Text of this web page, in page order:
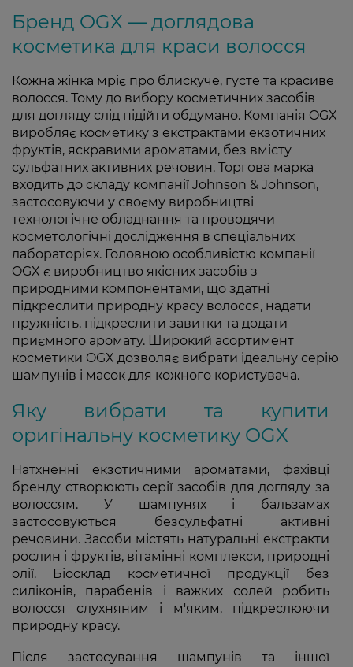
Бренд OGX — доглядова
косметика для краси волосся
Кожна жінка мріє про блискуче, густе та красиве
волосся. Тому до вибору косметичних засобів
для догляду слід підійти обдумано. Компанія OGX
виробляє косметику з екстрактами екзотичних
фруктів, яскравими ароматами, без вмісту
сульфатних активних речовин. Торгова марка
входить до складу компанії Johnson & Johnson,
застосовуючи у своєму виробництві
технологічне обладнання та проводячи
косметологічні дослідження в спеціальних
лабораторіях. Головною особливістю компанії
OGX є виробництво якісних засобів з
природними компонентами, що здатні
підкреслити природну красу волосся, надати
пружність, підкреслити завитки та додати
приємного аромату. Широкий асортимент
косметики OGX дозволяє вибрати ідеальну серію
шампунів і масок для кожного користувача.
Яку вибрати та купити
оригінальну косметику OGX
Натхненні екзотичними ароматами, фахівці
бренду створюють серії засобів для догляду за
волоссям. У шампунях і бальзамах
застосовуються безсульфатні активні
речовини. Засоби містять натуральні екстракти
рослин і фруктів, вітамінні комплекси, природні
олії. Біосклад косметичної продукції без
силіконів, парабенів і важких солей робить
волосся слухняним і м'яким, підкреслюючи
природну красу.
Після застосування шампунів та іншої